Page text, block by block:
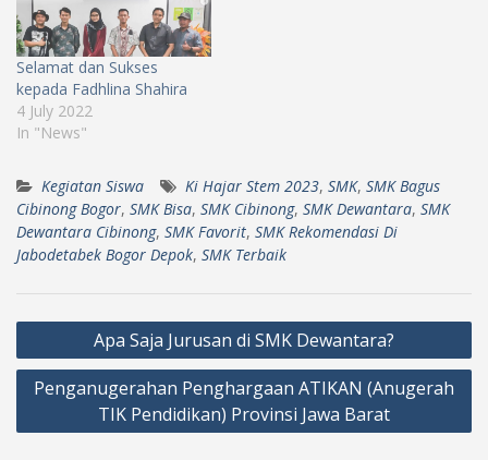
Selamat dan Sukses
kepada Fadhlina Shahira
4 July 2022
In "News"
Kegiatan Siswa Ki Hajar Stem 2023, SMK, SMK Bagus
Cibinong Bogor, SMK Bisa, SMK Cibinong, SMK Dewantara, SMK
Dewantara Cibinong, SMK Favorit, SMK Rekomendasi Di
Jabodetabek Bogor Depok, SMK Terbaik
Post
navigation
Apa Saja Jurusan di SMK Dewantara?
Penganugerahan Penghargaan ATIKAN (Anugerah
TIK Pendidikan) Provinsi Jawa Barat